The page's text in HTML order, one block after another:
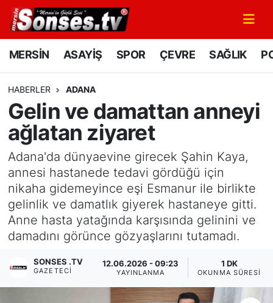
MERSİN ASAYİŞ SPOR ÇEVRE SAĞLIK
HABERLER ADANA
Gelin ve damattan anneyi
ağlatan ziyaret
Adana'da dünyaevine girecek Şahin Kaya,
annesi hastanede tedavi gördüğü için
nikaha gidemeyince eşi Esmanur ile birlikte
gelinlik ve damatlık giyerek hastaneye gitti.
Anne hasta yatağında karşısında gelinini ve
damadını görünce gözyaşlarını tutamadı.
SONSES .TV
GAZETECI
12.06.2026 - 09:23
YAYINLANMA
1 DK
OKUNMA SÜRESI
MERSİN
SPOR
GÜNÜN MANŞETİ
DÜNYA
KÜLTÜR - SANAT
MAGAZİN
SAĞLIK
Mersin Nöbetçi Eczaneler
Mersin Namaz Vakitleri
Mersin Trafik Yoğunluk Haritası
Süper Lig Puan Durumu ve Fikstür
Tüm Manşetler
Son Dakika Haberleri
Haber Arşivi